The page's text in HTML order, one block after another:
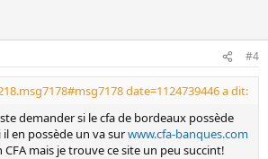
#4
date=1124739446 a dit:
demander si le cfa de bordeaux possède
en possède un va surwww.cfa-banques.com
mais je trouve ce site un peu succint!